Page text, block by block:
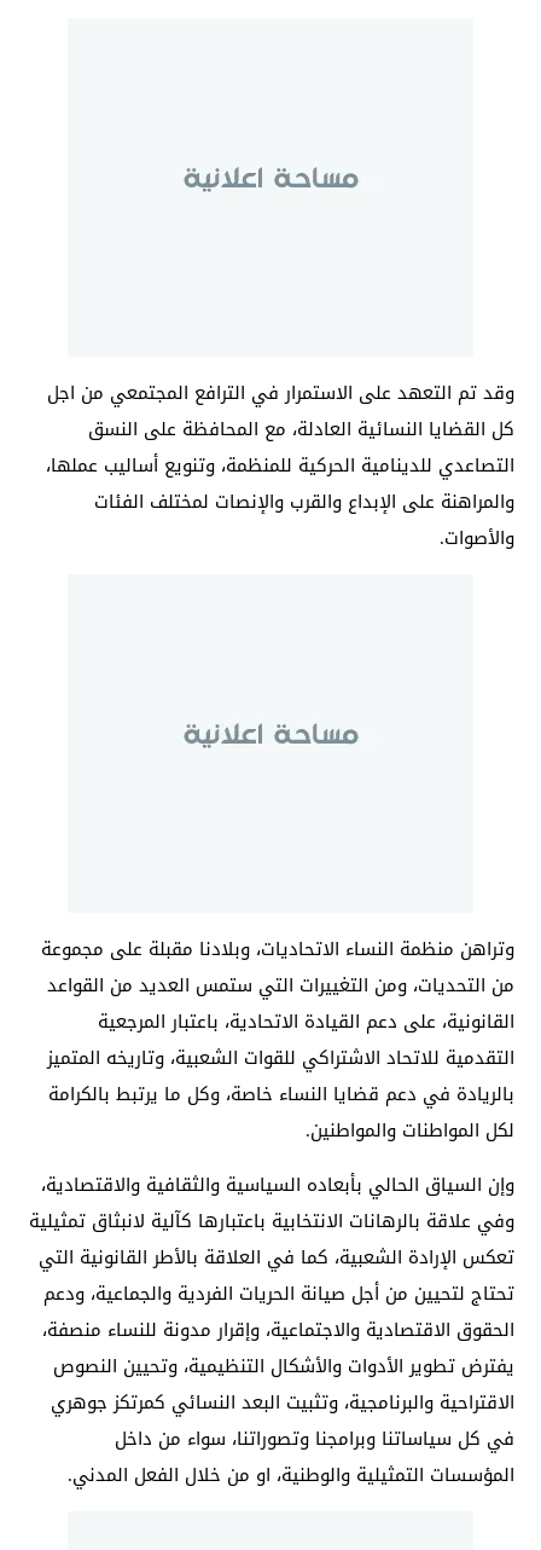
وقد تم التعهد على الاستمرار في الترافع المجتمعي من اجل
كل القضايا النسائية العادلة، مع المحافظة على النسق
التصاعدي للدينامية الحركية للمنظمة، وتنويع أساليب عملها،
والمراهنة على الإبداع والقرب والإنصات لمختلف الفئات
والأصوات.
وتراهن منظمة النساء الاتحاديات، وبلادنا مقبلة على مجموعة
من التحديات، ومن التغييرات التي ستمس العديد من القواعد
القانونية، على دعم القيادة الاتحادية، باعتبار المرجعية
التقدمية للاتحاد الاشتراكي للقوات الشعبية، وتاريخه المتميز
بالريادة في دعم قضايا النساء خاصة، وكل ما يرتبط بالكرامة
لكل المواطنات والمواطنين.
وإن السياق الحالي بأبعاده السياسية والثقافية والاقتصادية،
وفي علاقة بالرهانات الانتخابية باعتبارها كآلية لانبثاق تمثيلية
تعكس الإرادة الشعبية، كما في العلاقة بالأطر القانونية التي
تحتاج لتحيين من أجل صيانة الحريات الفردية والجماعية، ودعم
الحقوق الاقتصادية والاجتماعية، وإقرار مدونة للنساء منصفة،
يفترض تطوير الأدوات والأشكال التنظيمية، وتحيين النصوص
الاقتراحية والبرنامجية، وتثبيت البعد النسائي كمرتكز جوهري
في كل سياساتنا وبرامجنا وتصوراتنا، سواء من داخل
المؤسسات التمثيلية والوطنية، او من خلال الفعل المدني.